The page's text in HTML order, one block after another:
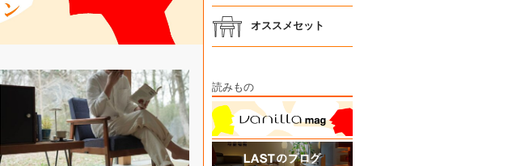
オススメセット
読みもの